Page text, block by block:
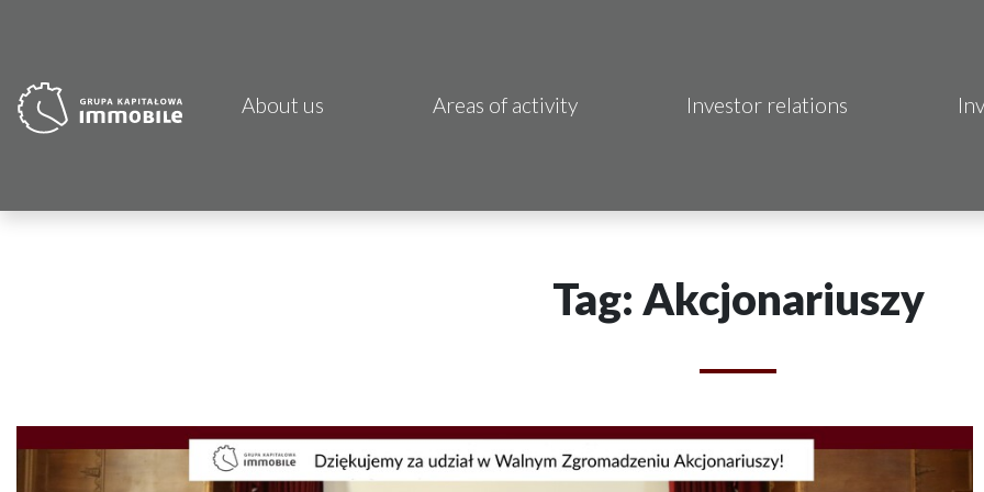
About us Areas of activity
CDI KB Sp. z o.o.
Investor relations
Tag: Akcjonariuszy